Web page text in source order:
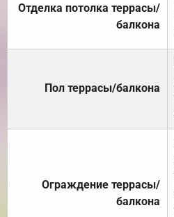
Отделка потолка террасы/
балкона
Пол террасы/балкона
Ограждение террасы/
балкона